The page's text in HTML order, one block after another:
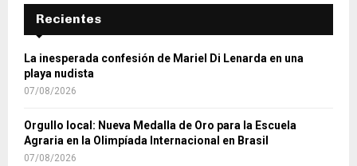
Recientes
La inesperada confesión de Mariel Di Lenarda en una
playa nudista
07/08/2026
Orgullo local: Nueva Medalla de Oro para la Escuela
Agraria en la Olimpíada Internacional en Brasil
07/08/2026